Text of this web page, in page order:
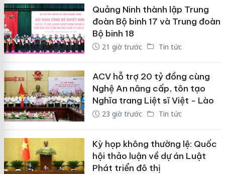
Quảng Ninh thành lập Trung
đoàn Bộ binh 17 và Trung đoàn
Bộ binh 18
21 giờ trước Tin tức
ACV hỗ trợ 20 tỷ đồng cùng
Nghệ An nâng cấp, tôn tạo
Nghĩa trang Liệt sĩ Việt - Lào
23 giờ trước Tin tức
Kỳ họp không thường lệ: Quốc
hội thảo luận về dự án Luật
Phát triển đô thị